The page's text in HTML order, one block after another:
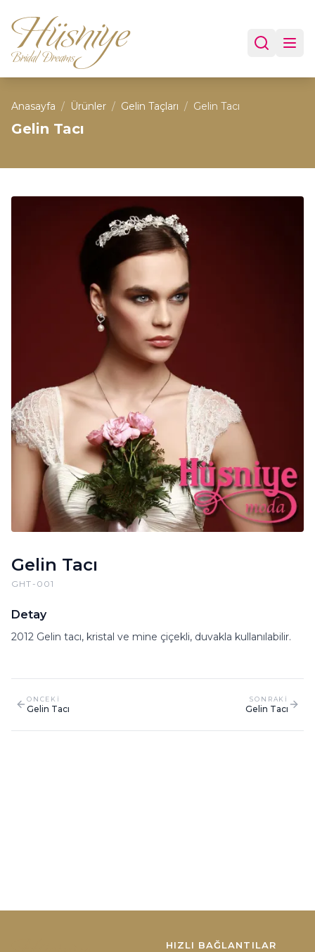
Anasayfa / Ürünler / Gelin Taçları / Gelin Tacı
Gelin Tacı
Gelin Tacı
GHT-001
Detay
2012 Gelin tacı, kristal ve mine çiçekli, duvakla kullanılabilir.
ONCEKI
Gelin Tacı
SONRAKI
Gelin Tacı
HIZLI BAĞLANTILAR